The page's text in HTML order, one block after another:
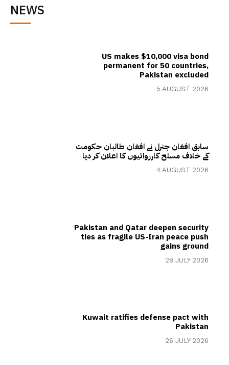
NEWS
US makes $10,000 visa bond
permanent for 50 countries,
Pakistan excluded
5 AUGUST 2026
سابق افغان جنرل نے افغان طالبان حکومت
کے خلاف مسلح کارروائیوں کا اعلان کر دیا
4 AUGUST 2026
Pakistan and Qatar deepen security
ties as fragile US-Iran peace push
gains ground
28 JULY 2026
Kuwait ratifies defense pact with
Pakistan
26 JULY 2026